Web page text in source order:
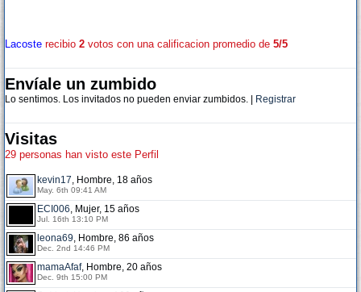
Lacoste recibio 2 votos con una calificacion promedio de 5/5
Envíale un zumbido
Lo sentimos. Los invitados no pueden enviar zumbidos. | Registrar
Visitas
29 personas han visto este Perfil
kevin17, Hombre, 18 años
May. 6th 09:41 AM
ECI006, Mujer, 15 años
Jul. 16th 13:10 PM
leona69, Hombre, 86 años
Dec. 2nd 14:46 PM
mamaAfaf, Hombre, 20 años
Dec. 9th 15:00 PM